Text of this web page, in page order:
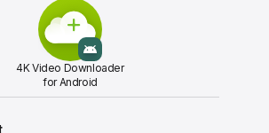
4K Video Downloader
for Android